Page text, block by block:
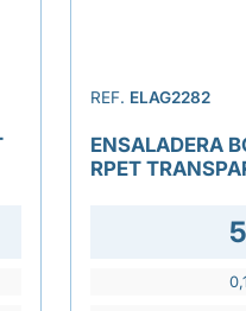
REF. ELAG2282
ENSALADERA
RPET